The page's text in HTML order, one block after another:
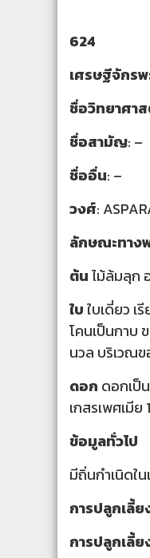
624
เศรษฐีจักร
ชื่อวิทยาศา
ชื่อสามัญ: –
ชื่ออื่น: –
วงศ์:
ลักษณะทาง
ต้นไม้ล้มลุก
ใบใบเดี่ยว เ
โคนเป็นกาบ
นวล บริเวณข
ดอก ดอกเป็
เกสรเพศเมี
ข้อมูลทั่วไป
มีถิ่นกำเนิดใ
การปลูกเลี้ย
การปลูกเลี้ย